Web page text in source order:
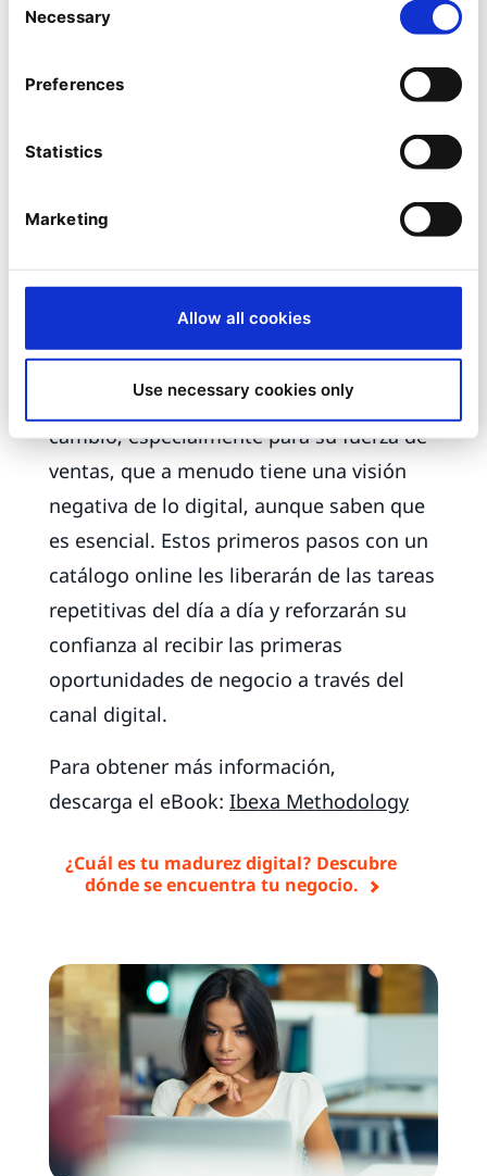
Selection
Necessary
Preferences
Statistics
Marketing
Allow all cookies
Use necessary cookies only
cualificados. En esta etapa, también te
prácticas de Marketing Digital: landing
online, SEO basado en los datos de tus
para atender mejor a tus clientes.
Un proyecto de transformación digital es
ante todo un proyecto de gestión del
cambio, especialmente para su fuerza de
ventas, que a menudo tiene una visión
negativa de lo digital, aunque saben que
es esencial. Estos primeros pasos con un
catálogo online les liberarán de las tareas
repetitivas del día a día y reforzarán su
confianza al recibir las primeras
oportunidades de negocio a través del
canal digital.
Para obtener más información,
descarga el eBook: Ibexa Methodology
¿Cuál es tu madurez digital? Descubre
dónde se encuentra tu negocio.